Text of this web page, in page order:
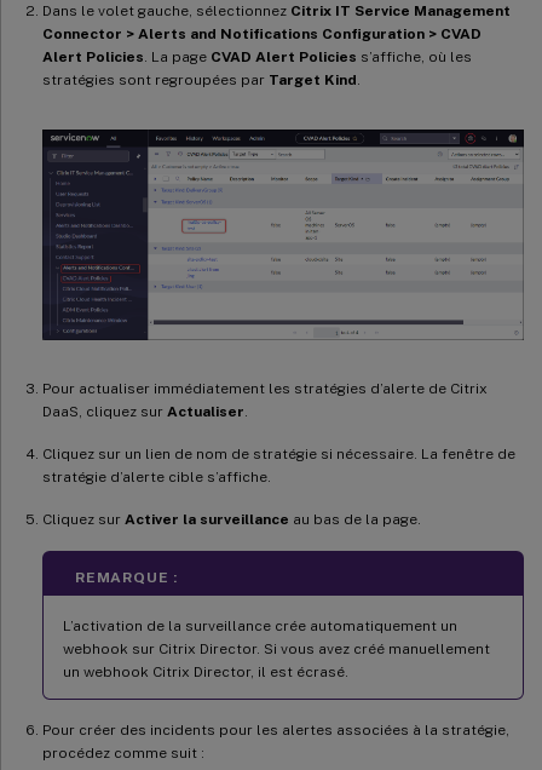
Dans le volet gauche, sélectionnez Citrix IT Service Management
Connector > Alerts and Notifications Configuration > CVAD
Alert Policies . La page CVAD Alert Policies s’affiche, où les
stratégies sont regroupées par Target Kind
Pour actualiser immédiatement les stratégies d’alerte de Citrix
DaaS, cliquez sur Actualiser
Cliquez sur un lien de nom de stratégie si nécessaire. La fenêtre de
stratégie d’alerte cible s’affiche.
Cliquez sur Activer la surveillance au bas de la page.
REMARQUE :
L’activation de la surveillance crée automatiquement un
webhook sur Citrix Director. Si vous avez créé manuellement
un webhook Citrix Director, il est écrasé.
Pour créer des incidents pour les alertes associées à la stratégie,
procédez comme suit :